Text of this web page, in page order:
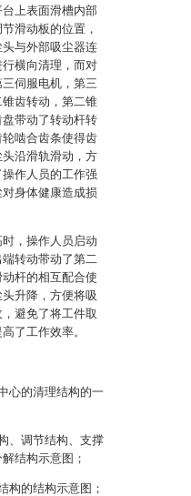
上表面滑槽内部
滑动板的位置，
与外部吸尘器连
横向清理，而对
伺服电机，第三
齿转动，第二锥
带动了转动杆转
啮合齿条使得齿
沿滑轨滑动，方
作人员的工作强
身体健康造成损
，操作人员启动
转动带动了第二
杆的相互配合使
升降，方便将吸
避免了将工件取
了工作效率。
心的清理结构的一
、调节结构、支撑
结构示意图；
构的结构示意图；